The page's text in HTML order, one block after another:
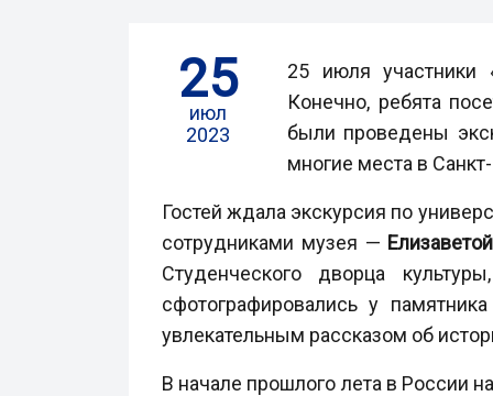
25
июл
2023
25 июля участники
Конечно, ребята
были проведены
многие места в
Гостей ждала экскурсия по
сотрудниками музея —
Студенческого дворца
сфотографировались у
увлекательным рассказом об
В начале прошлого лета в России